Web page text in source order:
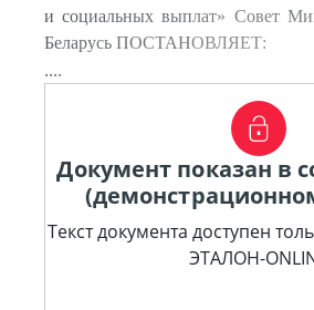
и социальных выплат» Совет
Беларусь ПОСТАНОВЛЯЕТ:
....
Документ показан в
Текст документа доступен
ЭТАЛОН-